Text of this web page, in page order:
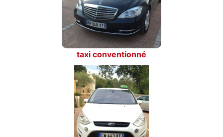
taxi conventionné